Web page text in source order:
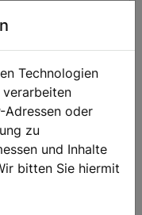
Technologien
Adressen oder
zu
und Inhalte
bitten Sie hiermit
Warenkorb